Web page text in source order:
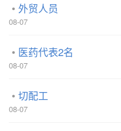
外贸人员
08-07
医药代表2名
08-07
切配工
08-07